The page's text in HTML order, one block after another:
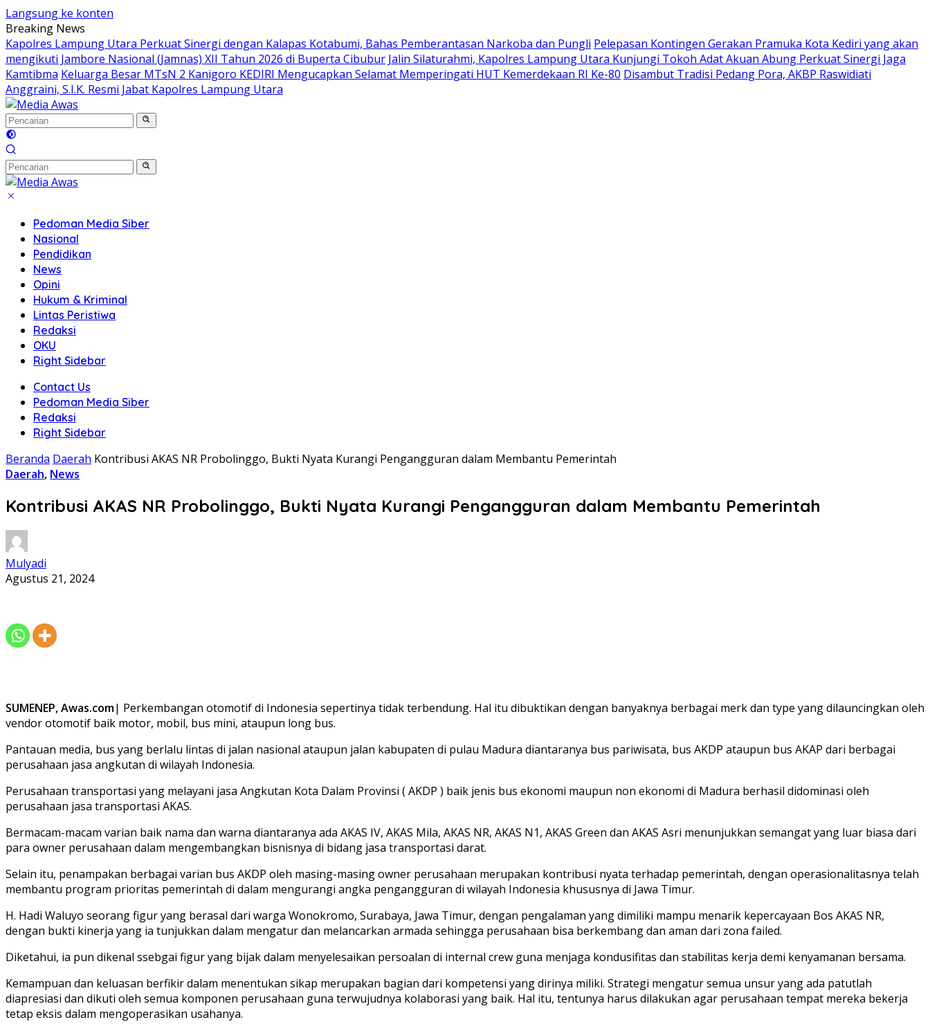
Langsung ke konten
Breaking News
Kapolres Lampung Utara Perkuat Sinergi dengan Kalapas Kotabumi, Bahas Pemberantasan Narkoba dan Pungli Pelepasan Kontingen Gerakan Pramuka Kota Kediri yang akan
mengikuti Jambore Nasional (Jamnas) XII Tahun 2026 di Buperta Cibubur Jalin Silaturahmi, Kapolres Lampung Utara Kunjungi Tokoh Adat Akuan Abung Perkuat Sinergi Jaga
Kamtibma Keluarga Besar MTsN 2 Kanigoro KEDIRI Mengucapkan Selamat Memperingati HUT Kemerdekaan RI Ke-80 Disambut Tradisi Pedang Pora, AKBP Raswidiati
Anggraini, S.I.K. Resmi Jabat Kapolres Lampung Utara
Pedoman Media Siber
Nasional
Pendidikan
News
Opini
Hukum & Kriminal
Lintas Peristiwa
Redaksi
OKU
Right Sidebar
Contact Us
Pedoman Media Siber
Redaksi
Right Sidebar
Beranda Daerah Kontribusi AKAS NR Probolinggo, Bukti Nyata Kurangi Pengangguran dalam Membantu Pemerintah
Daerah, News
Kontribusi AKAS NR Probolinggo, Bukti Nyata Kurangi Pengangguran dalam Membantu Pemerintah
Mulyadi
Agustus 21, 2024
SUMENEP, Awas.com| Perkembangan otomotif di Indonesia sepertinya tidak terbendung. Hal itu dibuktikan dengan banyaknya berbagai merk dan type yang dilauncingkan oleh
vendor otomotif baik motor, mobil, bus mini, ataupun long bus.
Pantauan media, bus yang berlalu lintas di jalan nasional ataupun jalan kabupaten di pulau Madura diantaranya bus pariwisata, bus AKDP ataupun bus AKAP dari berbagai
perusahaan jasa angkutan di wilayah Indonesia.
Perusahaan transportasi yang melayani jasa Angkutan Kota Dalam Provinsi ( AKDP ) baik jenis bus ekonomi maupun non ekonomi di Madura berhasil didominasi oleh
perusahaan jasa transportasi AKAS.
Bermacam-macam varian baik nama dan warna diantaranya ada AKAS IV, AKAS Mila, AKAS NR, AKAS N1, AKAS Green dan AKAS Asri menunjukkan semangat yang luar biasa dari
para owner perusahaan dalam mengembangkan bisnisnya di bidang jasa transportasi darat.
Selain itu, penampakan berbagai varian bus AKDP oleh masing-masing owner perusahaan merupakan kontribusi nyata terhadap pemerintah, dengan operasionalitasnya telah
membantu program prioritas pemerintah di dalam mengurangi angka pengangguran di wilayah Indonesia khususnya di Jawa Timur.
H. Hadi Waluyo seorang figur yang berasal dari warga Wonokromo, Surabaya, Jawa Timur, dengan pengalaman yang dimiliki mampu menarik kepercayaan Bos AKAS NR,
dengan bukti kinerja yang ia tunjukkan dalam mengatur dan melancarkan armada sehingga perusahaan bisa berkembang dan aman dari zona failed.
Diketahui, ia pun dikenal ssebgai figur yang bijak dalam menyelesaikan persoalan di internal crew guna menjaga kondusifitas dan stabilitas kerja demi kenyamanan bersama.
Kemampuan dan keluasan berfikir dalam menentukan sikap merupakan bagian dari kompetensi yang dirinya miliki. Strategi mengatur semua unsur yang ada patutlah
diapresiasi dan dikuti oleh semua komponen perusahaan guna terwujudnya kolaborasi yang baik. Hal itu, tentunya harus dilakukan agar perusahaan tempat mereka bekerja
tetap eksis dalam mengoperasikan usahanya.